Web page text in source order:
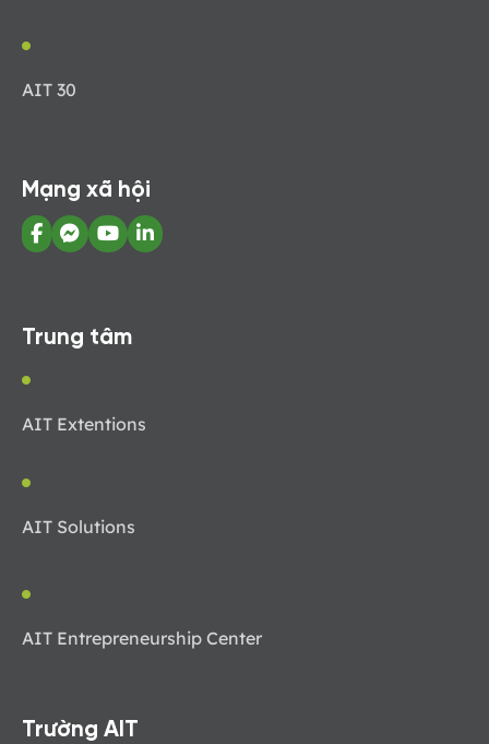
AIT 30
Mạng xã hội
Trung tâm
AIT Extentions
AIT Solutions
AIT Entrepreneurship Center
Trường AIT